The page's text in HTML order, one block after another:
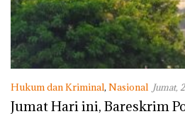
Hukum dan Kriminal, Nasional Jumat,
Jumat Hari ini, Bareskrim